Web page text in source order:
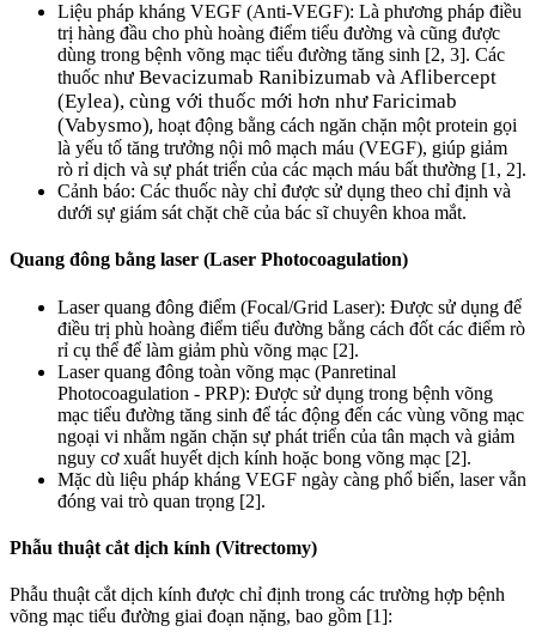
Liệu pháp kháng VEGF (Anti-VEGF): Là phương pháp điều
trị hàng đầu cho phù hoàng điểm tiểu đường và cũng được
dùng trong bệnh võng mạc tiểu đường tăng sinh [2, 3]. Các
thuốc như Bevacizumab Ranibizumab và Aflibercept
(Eylea), cùng với thuốc mới hơn như Faricimab
(Vabysmo), hoạt động bằng cách ngăn chặn một protein gọi
là yếu tố tăng trưởng nội mô mạch máu (VEGF), giúp giảm
rò rỉ dịch và sự phát triển của các mạch máu bất thường [1, 2].
Cảnh báo: Các thuốc này chỉ được sử dụng theo chỉ định và
dưới sự giám sát chặt chẽ của bác sĩ chuyên khoa mắt.
Quang đông bằng laser (Laser Photocoagulation)
Laser quang đông điểm (Focal/Grid Laser): Được sử dụng để
điều trị phù hoàng điểm tiểu đường bằng cách đốt các điểm rò
rỉ cụ thể để làm giảm phù võng mạc [2].
Laser quang đông toàn võng mạc (Panretinal
Photocoagulation - PRP): Được sử dụng trong bệnh võng
mạc tiểu đường tăng sinh để tác động đến các vùng võng mạc
ngoại vi nhằm ngăn chặn sự phát triển của tân mạch và giảm
nguy cơ xuất huyết dịch kính hoặc bong võng mạc [2].
Mặc dù liệu pháp kháng VEGF ngày càng phổ biến, laser vẫn
đóng vai trò quan trọng [2].
Phẫu thuật cắt dịch kính (Vitrectomy)
Phẫu thuật cắt dịch kính được chỉ định trong các trường hợp bệnh
võng mạc tiểu đường giai đoạn nặng, bao gồm [1]: